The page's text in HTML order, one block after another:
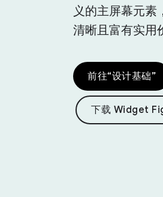
义的主屏幕元素
清晰且富有实用
前往“设计基础”
下载 Widget